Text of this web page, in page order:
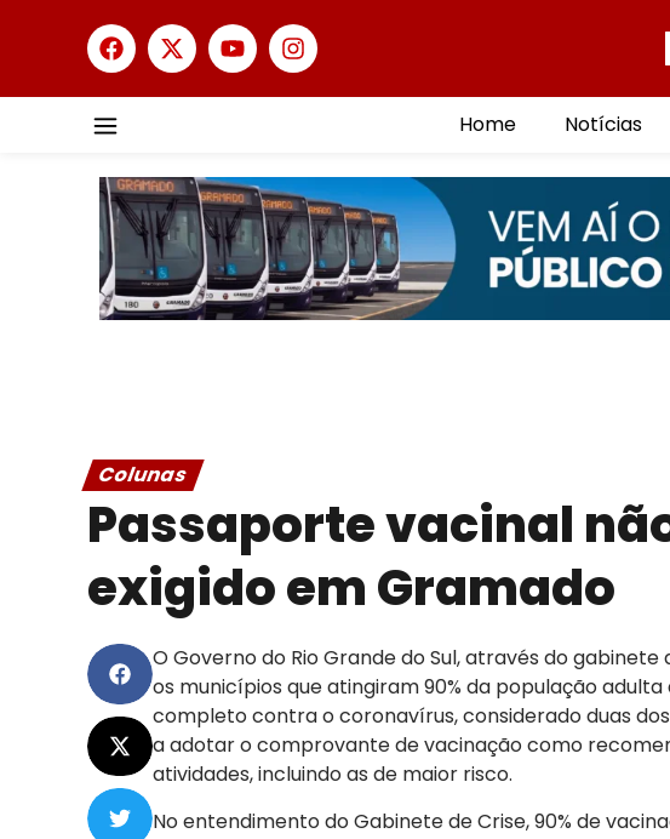
Home Notícias
Colunas
Passaporte vacinal
exigido em Gramado
O Governo do Rio Grande do Sul, através do
os municípios que atingiram 90% da população
completo contra o coronavírus, considerado duas
a adotar o comprovante de vacinação como
atividades, incluindo as de maior risco.
No entendimento do Gabinete de Crise, 90% de